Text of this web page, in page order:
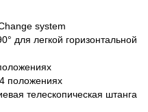
system
для легкой горизонтальной
положениях
телескопическая штанга